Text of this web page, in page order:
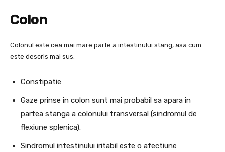
Colon
Colonul este cea mai mare parte a intestinului stang, asa cum
este descris mai sus.
Constipatie
Gaze prinse in colon sunt mai probabil sa apara in
partea stanga a colonului transversal (sindromul de
flexiune splenica).
Sindromul intestinului iritabil este o afectiune